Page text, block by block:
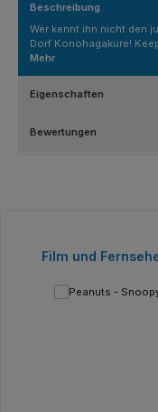
Beschreibung
Wer kennt ihn nicht den
Dorf Konohagakure!
Mehr
Eigenschaften
Bewertungen
Produktgalerie
Film und